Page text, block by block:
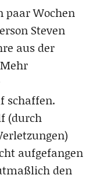
paar Wochen
Steven
aus der
schaffen.
(durch
aufgefangen
den